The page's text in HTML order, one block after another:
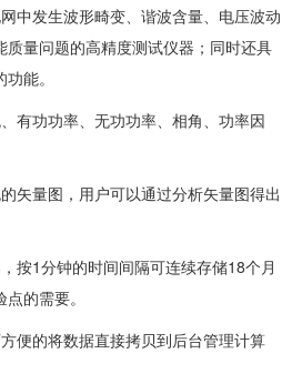
中发生波形畸变、谐波含量、电压波动
量问题的高精度测试仪器；同时还具
能。
有功功率、无功功率、相角、功率因
矢量图，用户可以通过分析矢量图得出
按1分钟的时间间隔可连续存储18个月
的需要。
便的将数据直接拷贝到后台管理计算